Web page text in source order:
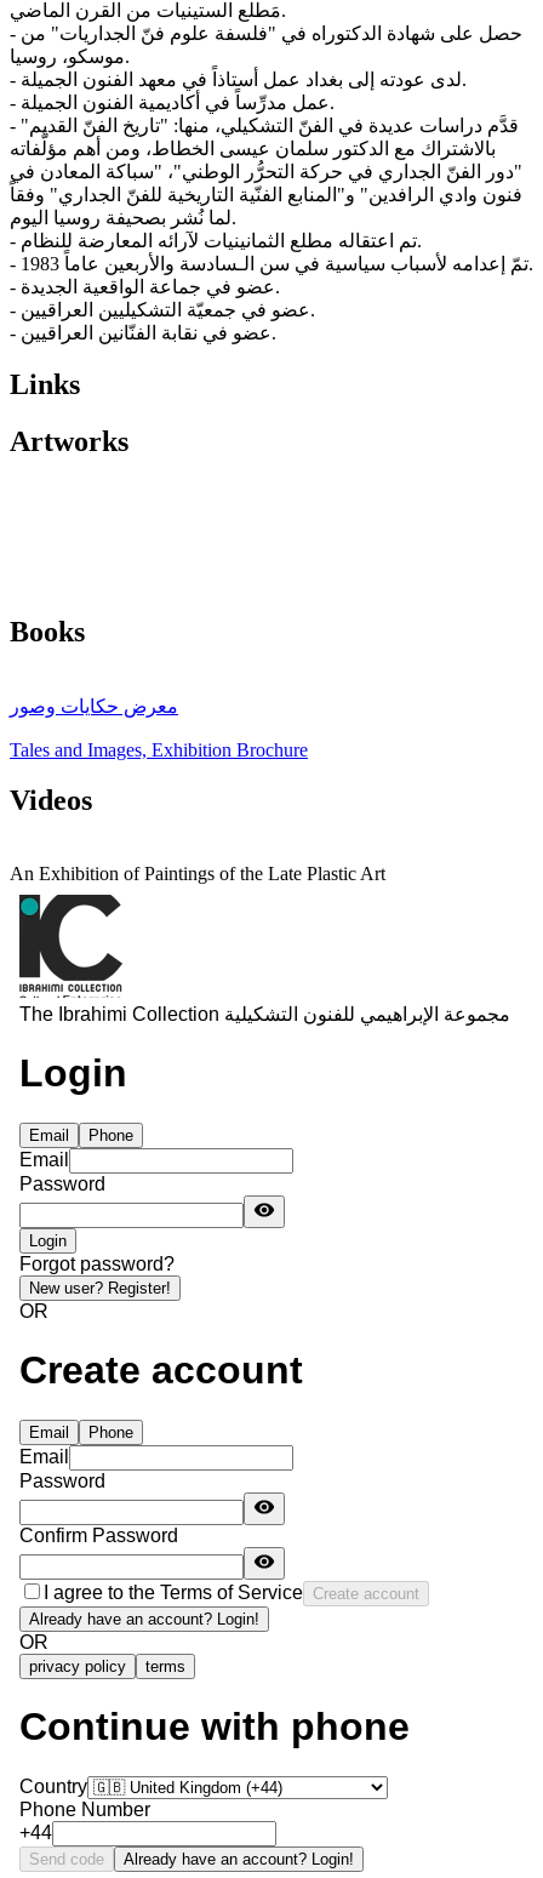
مَطلع الستينيات من القرن الماضي.
- حصل على شهادة الدكتوراه في "فلسفة علوم فنّ الجداريات" من
موسكو، روسيا.
- لدى عودته إلى بغداد عمل أستاذاً في معهد الفنون الجميلة.
- عمل مدرِّساً في أكاديمية الفنون الجميلة.
- قدَّم دراسات عديدة في الفنّ التشكيلي، منها: "تاريخ الفنّ القديم"
بالاشتراك مع الدكتور سلمان عيسى الخطاط، ومن أهم مؤلَّفاته
"دور الفنّ الجداري في حركة التحرُّر الوطني"، "سباكة المعادن في
فنون وادي الرافدين" و"المنابع الفنّية التاريخية للفنّ الجداري" وفقاً
لما نُشر بصحيفة روسيا اليوم.
- تم اعتقاله مطلع الثمانينيات لآرائه المعارضة للنظام.
- 1983 تمّ إعدامه لأسباب سياسية في سن الـسادسة والأربعين عاماً.
- عضو في جماعة الواقعية الجديدة.
- عضو في جمعيّة التشكيليين العراقيين.
- عضو في نقابة الفنّانين العراقيين.
Links
Artworks
Books
معرض حكايات وصور
Tales and Images, Exhibition Brochure
Videos
An Exhibition of Paintings of the Late Plastic Art